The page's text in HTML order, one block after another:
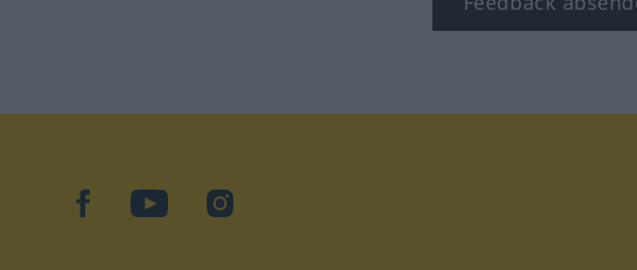
facebookYouTubeInstagram